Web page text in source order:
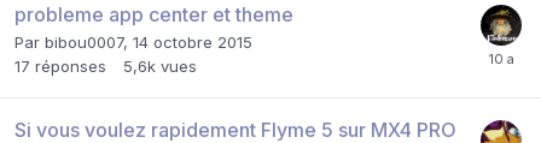
probleme app center et theme
Par bibou0007, 14 octobre 2015
17 réponses 5,6k vues
Si vous voulez rapidement Flyme 5 sur MX4 PRO